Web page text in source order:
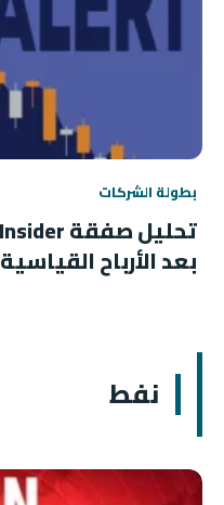
بطولة الشركات
بعد الأرباح القياسية
نفط